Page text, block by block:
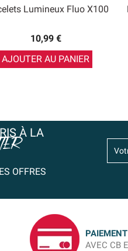
Lumineux Fluo X100
10,99 €
AJOUTER AU PANIER
À LA
OFFRES
AVEC CB